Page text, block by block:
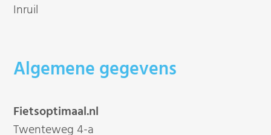
Inruil
Algemene gegevens
Fietsoptimaal.nl
Twenteweg 4-a